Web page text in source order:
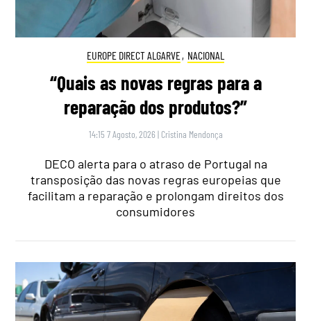
EUROPE DIRECT ALGARVE, NACIONAL
“Quais as novas regras para a
reparação dos produtos?”
14:15 7 Agosto, 2026 | Cristina Mendonça
DECO alerta para o atraso de Portugal na
transposição das novas regras europeias que
facilitam a reparação e prolongam direitos dos
consumidores